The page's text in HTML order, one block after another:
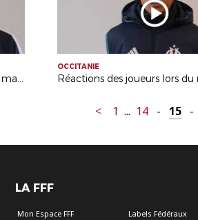
Réaction de David Marraud suite au match Pôle Espoir - OM
OCCITANIE
< 1 ... 14 - 15 -
LA FFF
Mon Espace FFF
Labels Fédéraux